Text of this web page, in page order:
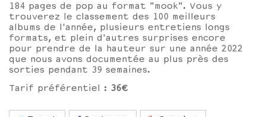
184 pages de pop au format "mook". Vous y
trouverez le classement des 100 meilleurs
albums de l'année, plusieurs entretiens longs
formats, et plein d'autres surprises encore
pour prendre de la hauteur sur une année 2022
que nous avons documentée au plus près des
sorties pendant 39 semaines.
Tarif préférentiel : 36€